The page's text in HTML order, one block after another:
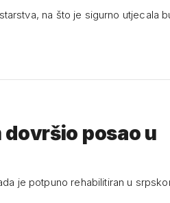
na što je sigurno utjecala
posao u
je potpuno rehabilitiran u